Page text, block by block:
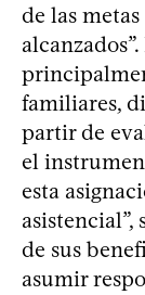
de las
familiares,
partir de
el
esta
asistencial”,
de sus
asumir